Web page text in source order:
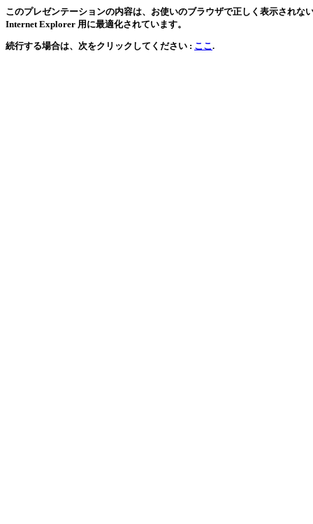
このプレゼンテーションの内容は、お使いのブラウザで正しく表示され
Internet Explorer 用に最適化されています。
続行する場合は、次をクリックしてください : ここ.